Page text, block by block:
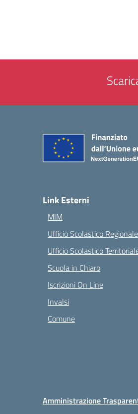
Link Esterni
MIM
Ufficio Scolastico Regionale
Ufficio Scolastico
Scuola in Chiaro
Iscrizioni On Line
Invalsi
Comune
Amministrazione